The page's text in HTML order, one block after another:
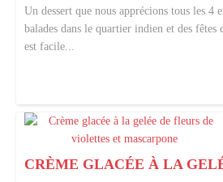
Un dessert que nous apprécions tous les 4
balades dans le quartier indien et des fêtes
est facile...